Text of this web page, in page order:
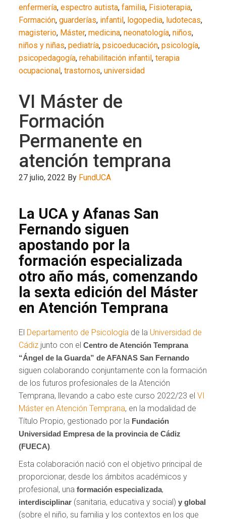
enfermería,espectro autista,familia, Fisioterapia,
Formación,guarderías, infantil, logopedia, ludotecas,
magisterio, Máster,medicina,neonatología,niños,
niños y niñas,pediatría,psicoeducación,psicología,
psicopedagogía,rehabilitación infantil,terapia
ocupacional,trastornos,universidad
VI Máster de
Formación
Permanente en
atención temprana
27 julio, 2022 By FundUCA
La UCA y Afanas San
Fernando siguen
apostando por la
formación especializada
otro año más, comenzando
la sexta edición del Máster
en Atención Temprana
El Departamento de Psicología de la Universidad de
Cádiz junto con elCentro de Atención Temprana
“Ángel de la Guarda” de AFANAS San Fernando
siguen colaborando conjuntamente con la formación
de los futuros profesionales de la Atención
Temprana, llevando a cabo este curso 2022/23 elVI
Máster en Atención Temprana, en la modalidad de
Título Propio, gestionado por la Fundación
Universidad Empresa de la provincia de Cádiz
(FUECA)
Esta colaboración nació con el objetivo principal de
proporcionar, desde los ámbitos académicos y
profesional, unaformación especializada,
interdisciplinar (sanitaria, educativa y social)y global
(sobre el niño, su familia y los contextos en los que